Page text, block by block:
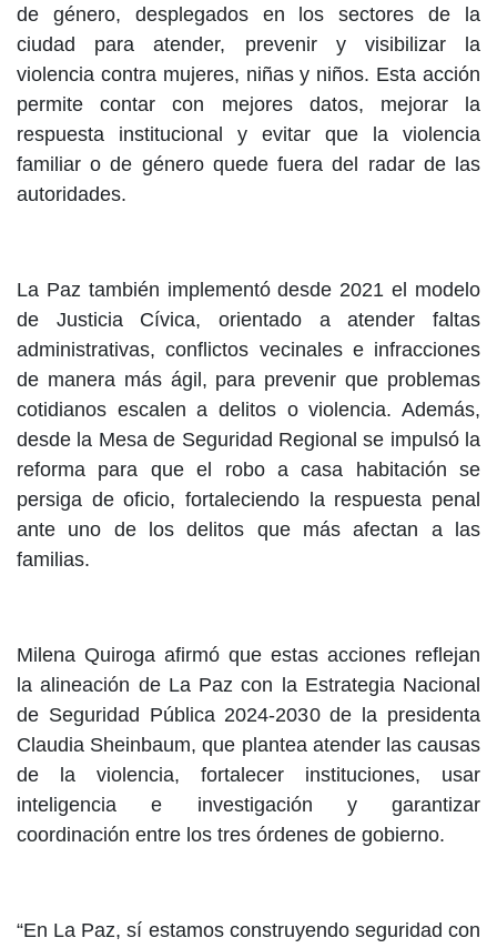
de género, desplegados en los sectores de la
ciudad para atender, prevenir y visibilizar la
violencia contra mujeres, niñas y niños. Esta acción
permite contar con mejores datos, mejorar la
respuesta institucional y evitar que la violencia
familiar o de género quede fuera del radar de las
autoridades.
La Paz también implementó desde 2021 el modelo
de Justicia Cívica, orientado a atender faltas
administrativas, conflictos vecinales e infracciones
de manera más ágil, para prevenir que problemas
cotidianos escalen a delitos o violencia. Además,
desde la Mesa de Seguridad Regional se impulsó la
reforma para que el robo a casa habitación se
persiga de oficio, fortaleciendo la respuesta penal
ante uno de los delitos que más afectan a las
familias.
Milena Quiroga afirmó que estas acciones reflejan
la alineación de La Paz con la Estrategia Nacional
de Seguridad Pública 2024-2030 de la presidenta
Claudia Sheinbaum, que plantea atender las causas
de la violencia, fortalecer instituciones, usar
inteligencia e investigación y garantizar
coordinación entre los tres órdenes de gobierno.
“En La Paz, sí estamos construyendo seguridad con